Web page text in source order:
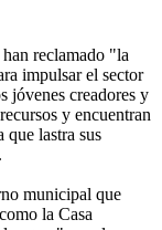
reclamado "la
impulsar el sector
jóvenes creadores y
y encuentran
que lastra sus
municipal que
la Casa